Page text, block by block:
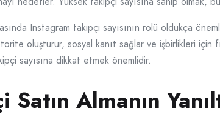
Instagram takipçi sayısının rolü oldukça
oluşturur, sosyal kanıt sağlar ve işbirlikleri
sayısına dikkat etmek önemlidir.
Satın Almanın